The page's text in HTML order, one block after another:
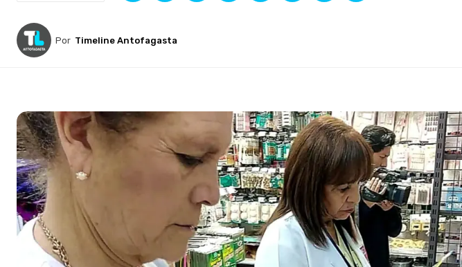
Por Timeline Antofagasta